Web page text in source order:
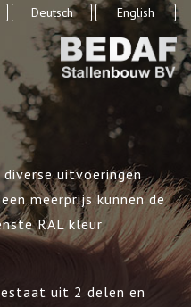
Deutsch English
diverse uitvoeringen
meerprijs kunnen de
RAL kleur
uit 2 delen en